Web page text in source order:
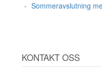
Sommeravslutning
KONTAKT OSS